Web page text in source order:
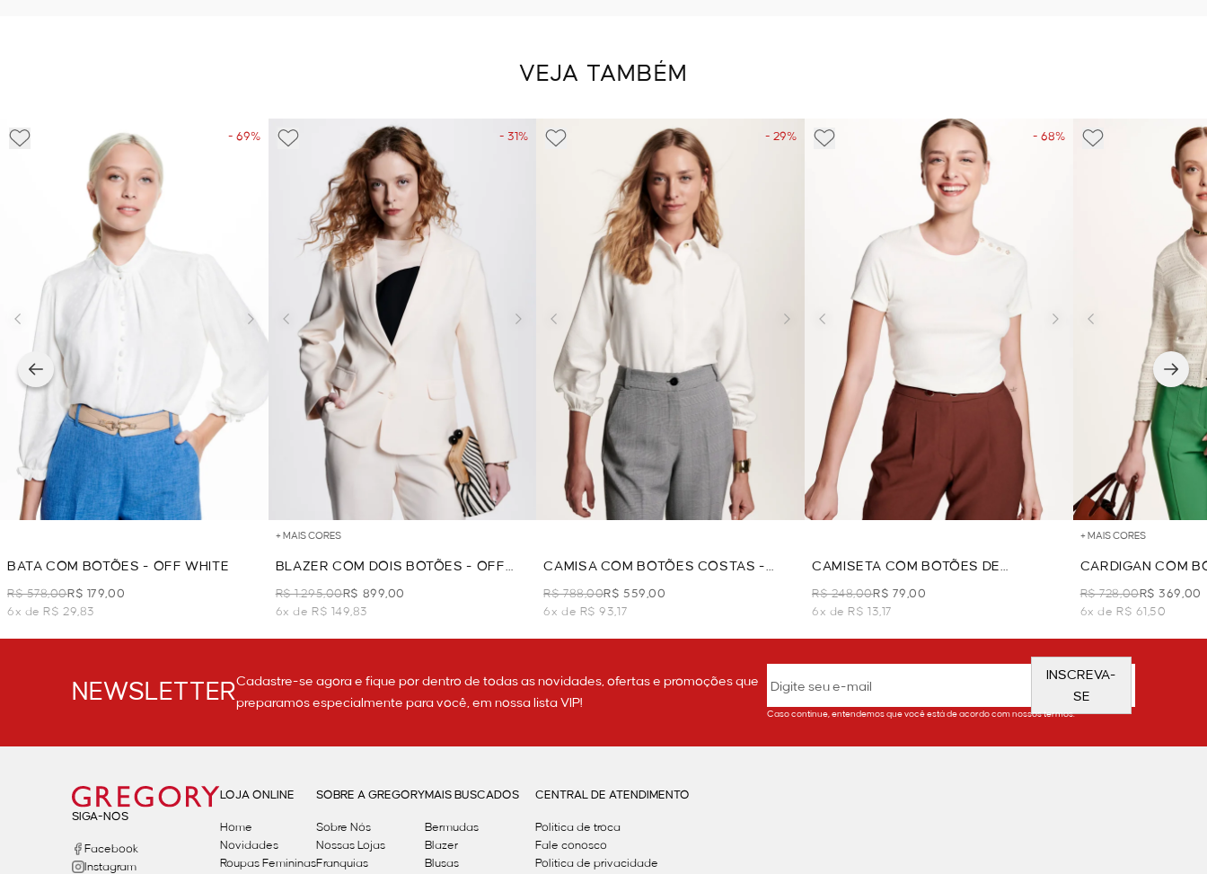
VEJA TAMBÉM
- 69%
BATA COM BOTÕES - OFF WHITE
R$ 578,00R$ 179,00
6x de R$ 29,83
- 31%
+ MAIS CORES
BLAZER COM DOIS BOTÕES - OFF
WHITE
R$ 1.295,00R$ 899,00
6x de R$ 149,83
- 29%
CAMISA COM BOTÕES COSTAS -
OFF WHITE
R$ 788,00R$ 559,00
6x de R$ 93,17
- 68%
CAMISETA COM BOTÕES DE
PÉROLAS - OFF WHITE
R$ 248,00R$ 79,00
6x de R$ 13,17
+ MAIS CORES
CARDIGAN COM
- OFF WHITE
R$ 728,00R$ 369,00
6x de R$ 61,50
NEWSLETTERCadastre-se agora e fique por dentro de todas as novidades, ofertas e promoções que
preparamos especialmente para você, em nossa lista VIP!
INSCREVA-
SE
Caso continue, entendemos que você está de acordo com nossos termos.
SIGA-NOS
Facebook
Instagram
LOJA ONLINE
Home
Novidades
Roupas Femininas
SOBRE A GREGORY
Sobre Nós
Nossas Lojas
Franquias
MAIS BUSCADOS
Bermudas
Blazer
Blusas
CENTRAL DE ATENDIMENTO
Política de troca
Fale conosco
Politica de privacidade